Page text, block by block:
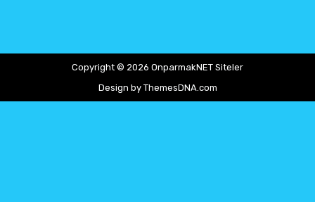
Copyright © 2026 OnparmakNET Siteler
Design by ThemesDNA.com